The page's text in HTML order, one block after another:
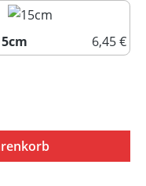
6,45 €
Wert ein